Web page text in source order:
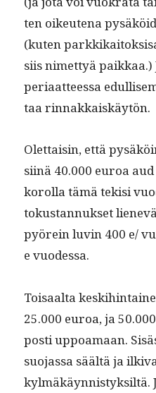
ten oikeutena
(kuten
siis nimet­tyä
peri­aat­teessa
taa rinnakkaiskäytön.
Olet­taisin, että
siinä 40.000 euroa
korol­la tämä tek­isi
tokus­tan­nuk­set
pyörein luvin 400 e/
e vuodessa.
Toisaal­ta
25.000 euroa, ja
posti uppoa­maan.
suo­jas­sa säältä ja
kylmäkäyn­nistyk­siltä.